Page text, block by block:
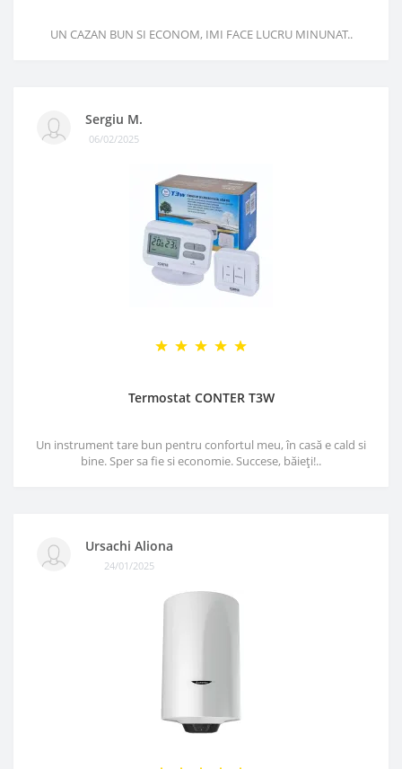
UN CAZAN BUN SI ECONOM, IMI FACE LUCRU MINUNAT..
Sergiu M.
06/02/2025
Termostat CONTER T3W
Un instrument tare bun pentru confortul meu, în casă e cald si
bine. Sper sa fie si economie. Succese, băieți!..
Ursachi Aliona
24/01/2025